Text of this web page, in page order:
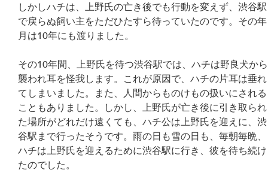
しかしハチは、上野氏の亡き後でも行動を変えず、渋谷駅
で戻らぬ飼い主をただひたすら待っていたのです。その年
月は10年にも渡りました。
その10年間、上野氏を待つ渋谷駅では、ハチは野良犬から
襲われ耳を怪我します。これが原因で、ハチの片耳は垂れ
てしまいました。また、人間からものけもの扱いにされる
こともありました。しかし、上野氏が亡き後に引き取られ
た場所がどれだけ遠くても、ハチ公は上野氏を迎えに、渋
谷駅まで行ったそうです。雨の日も雪の日も、毎朝毎晩、
ハチは上野氏を迎えるために渋谷駅に行き、彼を待ち続け
たのでした。